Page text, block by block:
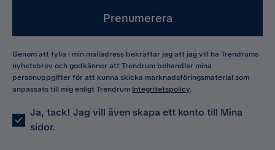
Prenumerera
Genom att fylla i min mailadress bekräftar jag att jag vill ha Trendrums
nyhetsbrev och godkänner att Trendrum behandlar mina
personuppgifter för att kunna skicka marknadsföringsmaterial som
anpassats till mig enligt Trendrum Integritetspolicy.
Ja, tack! Jag vill även skapa ett konto till Mina
sidor.